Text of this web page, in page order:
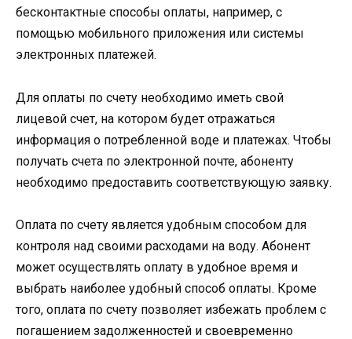
бесконтактные способы оплаты, например, с
помощью мобильного приложения или системы
электронных платежей.
Для оплаты по счету необходимо иметь свой
лицевой счет, на котором будет отражаться
информация о потребленной воде и платежах. Чтобы
получать счета по электронной почте, абоненту
необходимо предоставить соответствующую заявку.
Оплата по счету является удобным способом для
контроля над своими расходами на воду. Абонент
может осуществлять оплату в удобное время и
выбрать наиболее удобный способ оплаты. Кроме
того, оплата по счету позволяет избежать проблем с
погашением задолженностей и своевременно